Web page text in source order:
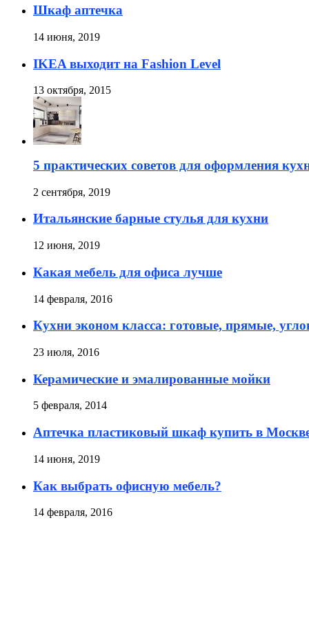
Шкаф аптечка
14 июня, 2019
IKEA выходит на Fashion Level
13 октября, 2015
5 практических советов для оформления
2 сентября, 2019
Итальянские барные стулья для кухни
12 июня, 2019
Какая мебель для офиса лучше
14 февраля, 2016
Кухни эконом класса: готовые, прямые,
23 июля, 2016
Керамические и эмалированные мойки
5 февраля, 2014
Аптечка пластиковый шкаф купить в
14 июня, 2019
Как выбрать офисную мебель?
14 февраля, 2016